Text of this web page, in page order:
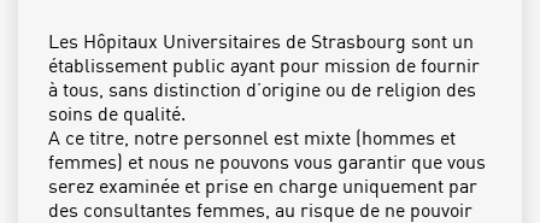
Les Hôpitaux Universitaires de Strasbourg sont un
établissement public ayant pour mission de fournir
à tous, sans distinction d’origine ou de religion des
soins de qualité.
A ce titre, notre personnel est mixte (hommes et
femmes) et nous ne pouvons vous garantir que vous
serez examinée et prise en charge uniquement par
des consultantes femmes, au risque de ne pouvoir